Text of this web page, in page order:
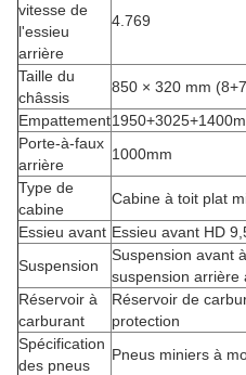
vitesse de
l'essieu
arrière
4.769
Taille du
châssis
850 × 320 mm
Empattement
Porte-à-faux
arrière
1000mm
Type de
cabine
Cabine à toit plat
Essieu avant Essieu avant HD
Suspension
Suspension avant
suspension arrière
Réservoir à
carburant
Réservoir de
protection
Spécification
des pneus
Pneus miniers à